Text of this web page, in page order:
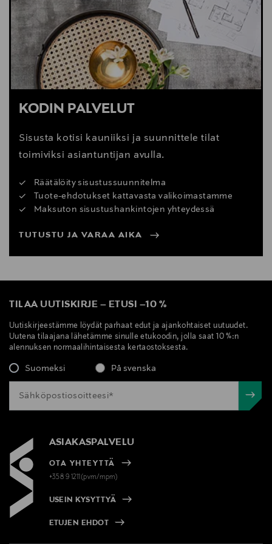
Digitaalinen osoite
www.vitra.com; info@vitra.com
KODIN PALVELUT
Sisusta kotisi kauniiksi ja suunnittele tilat
toimiviksi asiantuntijan avulla.
Räätälöity sisustussuunnitelma
Tuote-ehdotukset kattavasta valikoimastamme
Maksuton sisustushankintojen yhteydessä
TUTUSTU JA VARAA AIKA
TILAA UUTISKIRJE – ETUSI –10 %
Uutiskirjeestämme löydät parhaat edut ja ajankohtaiset uutuudet.
Uutena tilaajana lähetämme sinulle etukoodin, jolla saat 10 %:n
alennuksen normaalihintaisesta kertaostoksesta.
Suomeksi På svenska
ASIAKASPALVELU
OTA YHTEYTTÄ
+358 9 1211(pvm/mpm)
USEIN KYSYTTYÄ
ETUJEN EHDOT